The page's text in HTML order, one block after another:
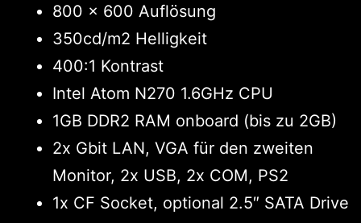
800 x 600 Auflösung
350cd/m2 Helligkeit
400:1 Kontrast
Intel Atom N270 1.6GHz CPU
1GB DDR2 RAM onboard (bis zu 2GB)
2x Gbit LAN, VGA für den zweiten
Monitor, 2x USB, 2x COM, PS2
1x CF Socket, optional 2.5″ SATA Drive